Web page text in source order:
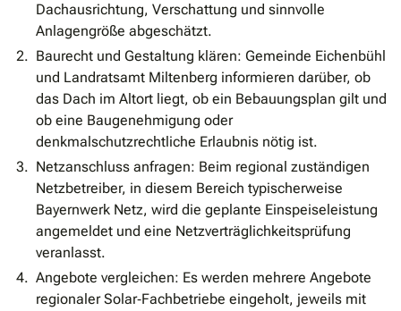
Dachausrichtung, Verschattung und sinnvolle
Anlagengröße abgeschätzt.
Baurecht und Gestaltung klären: Gemeinde Eichenbühl
und Landratsamt Miltenberg informieren darüber, ob
das Dach im Altort liegt, ob ein Bebauungsplan gilt und
ob eine Baugenehmigung oder
denkmalschutzrechtliche Erlaubnis nötig ist.
Netzanschluss anfragen: Beim regional zuständigen
Netzbetreiber, in diesem Bereich typischerweise
Bayernwerk Netz, wird die geplante Einspeiseleistung
angemeldet und eine Netzverträglichkeitsprüfung
veranlasst.
Angebote vergleichen: Es werden mehrere Angebote
regionaler Solar‐Fachbetriebe eingeholt, jeweils mit